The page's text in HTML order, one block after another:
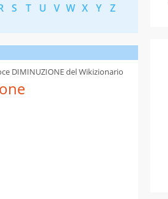
S T U V W X Y Z
DIMINUZIONE del Wikizionario